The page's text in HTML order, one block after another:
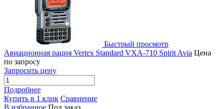
Быстрый просмотр
Авиационная рация Vertex Standard VXA-710 Spirit Avia Цена
по запросу
Запросить цену
Подробнее
Купить в 1 клик Сравнение
В избранное Под заказ